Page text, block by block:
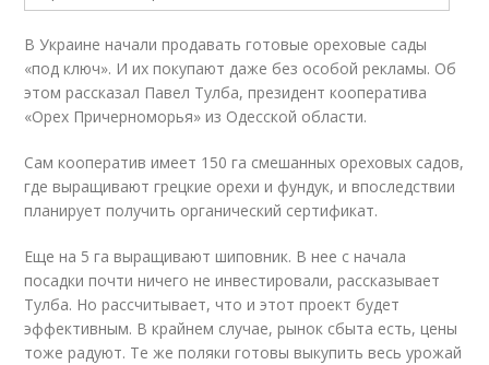
В Украине начали продавать готовые ореховые сады
«под ключ». И их покупают даже без особой рекламы. Об
этом рассказал Павел Тулба, президент кооператива
«Орех Причерноморья» из Одесской области.
Сам кооператив имеет 150 га смешанных ореховых садов,
где выращивают грецкие орехи и фундук, и впоследствии
планирует получить органический сертификат.
Еще на 5 га выращивают шиповник. В нее с начала
посадки почти ничего не инвестировали, рассказывает
Тулба. Но рассчитывает, что и этот проект будет
эффективным. В крайнем случае, рынок сбыта есть, цены
тоже радуют. Те же поляки готовы выкупить весь урожай